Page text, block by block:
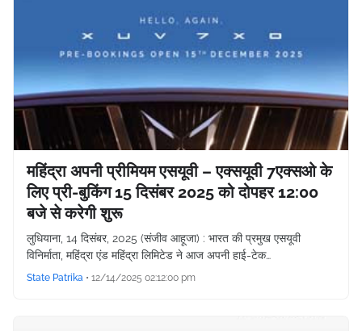
महिंद्रा अपनी प्रीमियम एसयूवी – एक्सयूवी 7एक्सओ के
लिए प्री-बुकिंग 15 दिसंबर 2025 को दोपहर 12:00
बजे से करेगी शुरू
लुधियाना, 14 दिसंबर, 2025 (संजीव आहूजा) : भारत की प्रमुख एसयूवी
विनिर्माता, महिंद्रा एंड महिंद्रा लिमिटेड ने आज अपनी हाई-टेक…
State Patrika • 12/14/2025 02:12:00 pm